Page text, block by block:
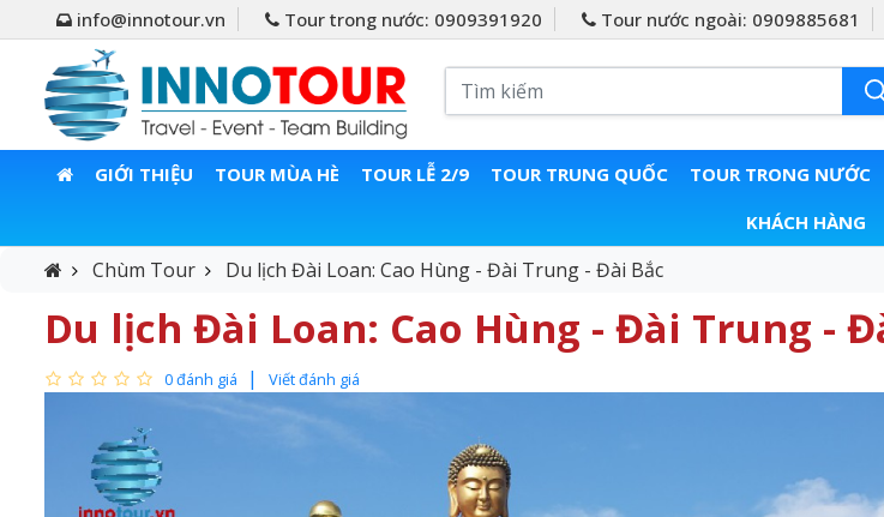
info@innotour.vn Tour trong nước: 0909391920 Tour nước ngoài: 0909885681
GIỚI THIỆU TOUR MÙA HÈ TOUR LỄ 2/9 TOUR TRUNG QUỐC TOUR TRONG NƯỚC
KHÁCH HÀNG
Chùm Tour Du lịch Đài Loan: Cao Hùng - Đài Trung - Đài Bắc
Du lịch Đài Loan: Cao Hùng - Đài Trung -
0 đánh giá Viết đánh giá